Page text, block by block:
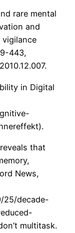
rare mental
and
443,
in Digital
that
News,
25/decade-
multitask.